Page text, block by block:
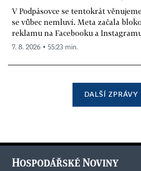
V Podpásovce se tentokrát
se vůbec nemluví. Meta začala
reklamu na Facebooku a
7. 8. 2026 ▪ 55:23 min.
DALŠÍ ZPRÁVY